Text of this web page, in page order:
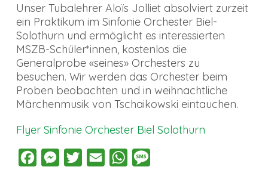
Unser Tubalehrer Aloïs Jolliet absolviert zurzeit
ein Praktikum im Sinfonie Orchester Biel-
Solothurn und ermöglicht es interessierten
MSZB-Schüler*innen, kostenlos die
Generalprobe «seines» Orchesters zu
besuchen. Wir werden das Orchester beim
Proben beobachten und in weihnachtliche
Märchenmusik von Tschaikowski eintauchen.
Flyer Sinfonie Orchester Biel Solothurn
FacebookMessenger
Twitter Email WhatsApp